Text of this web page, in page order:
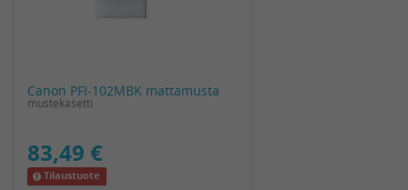
Canon PFI-102MBK mattamusta
mustekasetti
83,49 €
Tilaustuote